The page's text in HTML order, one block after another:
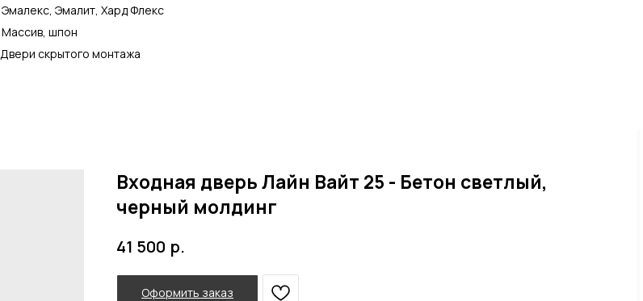
Двери скрытого монтажа
Массив, шпон
Эмалекс, Эмалит, Хард Флекс
Входная дверь Лайн Вайт 25 - Бетон светлый,
черный молдинг
41 500 р.
Оформить заказ